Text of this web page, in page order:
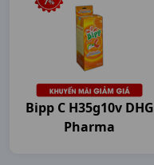
Bipp C H35g10v DHG
Pharma